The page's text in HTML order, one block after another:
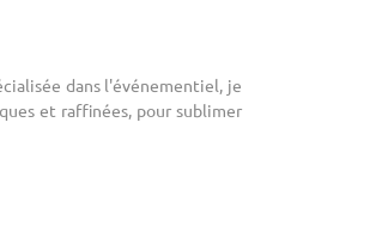
dans l'événementiel, je
et raffinées, pour sublimer